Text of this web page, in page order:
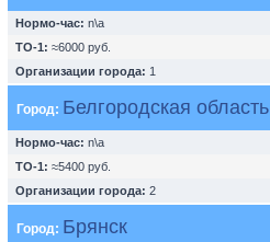
Нормо-час: n\a
ТО-1: ≈6000 руб.
Организации города: 1
Город: Белгородская область
Нормо-час: n\a
ТО-1: ≈5400 руб.
Организации города: 2
Город: Брянск